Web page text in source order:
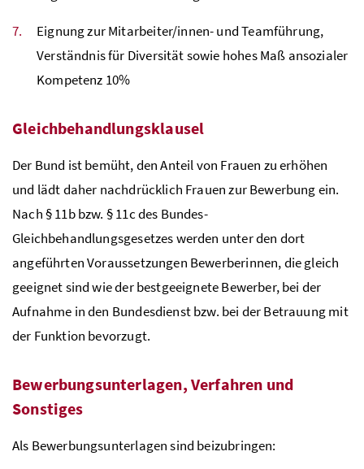
Eignung zur Mitarbeiter/innen- und Teamführung,
Verständnis für Diversität sowie hohes Maß ansozialer
Kompetenz 10%
Gleichbehandlungsklausel
Der Bund ist bemüht, den Anteil von Frauen zu erhöhen
und lädt daher nachdrücklich Frauen zur Bewerbung ein.
Nach § 11bbzw. § 11c des Bundes-
Gleichbehandlungsgesetzes werden unter den dort
angeführten Voraussetzungen Bewerberinnen, die gleich
geeignet sind wie der bestgeeignete Bewerber, bei der
Aufnahme in den Bundesdienstbzw. bei der Betrauung mit
der Funktion bevorzugt.
Bewerbungsunterlagen, Verfahren und
Sonstiges
Als Bewerbungsunterlagen sind beizubringen: